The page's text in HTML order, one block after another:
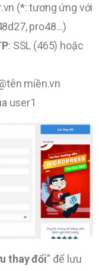
(*: tương ứng với
pro48…)
: SSL (465) hoặc
miền.vn
user1
thay đổi” để lưu